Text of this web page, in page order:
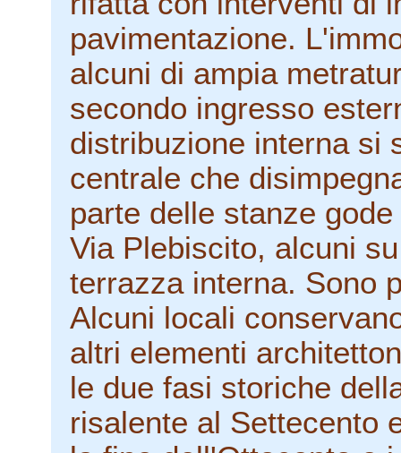
pavimentazione.
alcuni di ampia
secondo ingresso
distribuzione interna si
centrale che
parte delle stanze
Via Plebiscito, alcuni
terrazza interna. Sono
Alcuni locali
altri elementi
le due fasi storiche
risalente al Settecento